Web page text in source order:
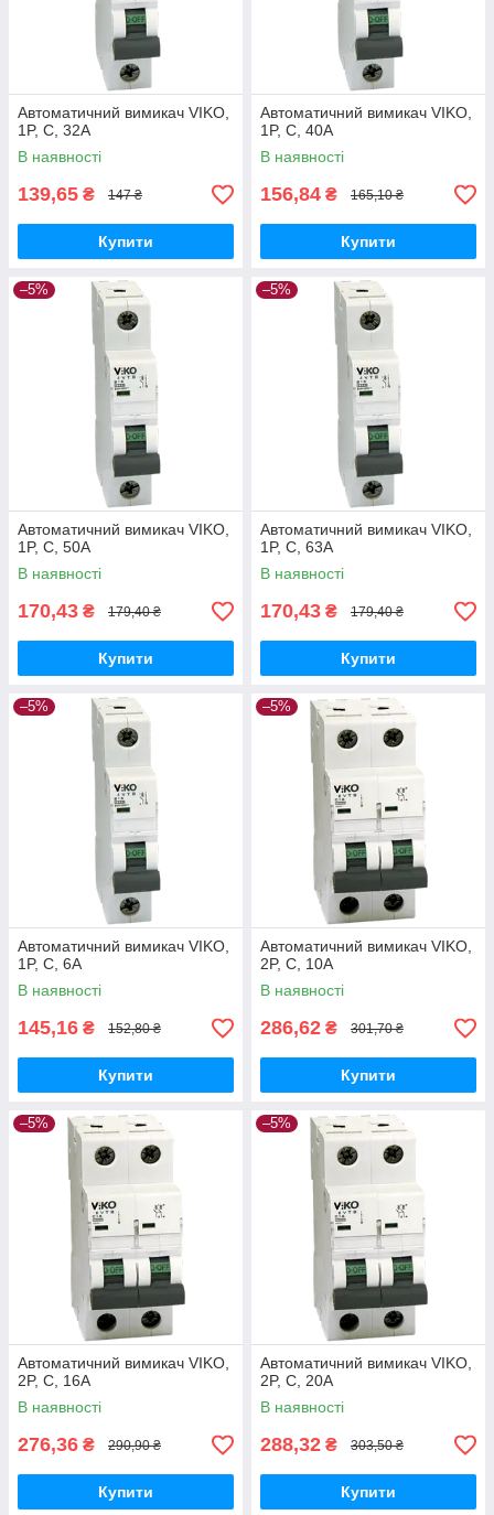
Автоматичний вимикач VIKO,
1P, C, 32A
В наявності
139,65 ₴ 147 ₴
Купити
Автоматичний вимикач VIKO,
1P, C, 40A
В наявності
156,84 ₴ 165,10 ₴
Купити
–5%
Автоматичний вимикач VIKO,
1P, C, 50A
В наявності
170,43 ₴ 179,40 ₴
Купити
–5%
Автоматичний вимикач VIKO,
1P, C, 63A
В наявності
170,43 ₴ 179,40 ₴
Купити
–5%
Автоматичний вимикач VIKO,
1P, C, 6A
В наявності
145,16 ₴ 152,80 ₴
Купити
–5%
Автоматичний вимикач VIKO,
2P, C, 10A
В наявності
286,62 ₴ 301,70 ₴
Купити
–5%
Автоматичний вимикач VIKO,
2P, C, 16A
В наявності
276,36 ₴ 290,90 ₴
Купити
–5%
Автоматичний вимикач VIKO,
2P, C, 20A
В наявності
288,32 ₴ 303,50 ₴
Купити